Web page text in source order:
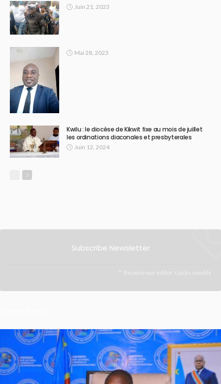
Juin 21, 2023
Mai 28, 2023
Kwilu : le diocèse de Kikwit fixe au mois de juillet
les ordinations diaconales et presbyterales
Juin 12, 2024
Subscribe Newsletter
Receive our editor's picks weekly